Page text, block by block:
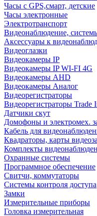
Часы с GPS,смарт, детские
Часы электронные
Электротранспорт
Видеонаблюдение,
Аксессуары к
Видеоглазки
Видеокамеры IP
Видеокамеры IP WI-FI 4G
Видеокамеры AHD
Видеокамеры Аналог
Видеорегистраторы
Видеорегистраторы Trade
Датчики скут
Домофоны и электромех.
Кабель для
Квадраторы, карты
Комплекты
Охранные системы
Программное обеспечение
Свитчи, коммутаторы
Системы контроля доступа
Замки
Измерительные приборы
Головка измерительная